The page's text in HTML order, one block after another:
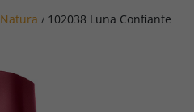
Natura / 102038 Luna Confiante